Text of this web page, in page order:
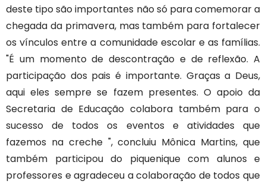
deste tipo são importantes não só para comemorar a
chegada da primavera, mas também para fortalecer
os vínculos entre a comunidade escolar e as famílias.
"É um momento de descontração e de reflexão. A
participação dos pais é importante. Graças a Deus,
aqui eles sempre se fazem presentes. O apoio da
Secretaria de Educação colabora também para o
sucesso de todos os eventos e atividades que
fazemos na creche ", concluiu Mônica Martins, que
também participou do piquenique com alunos e
professores e agradeceu a colaboração de todos que